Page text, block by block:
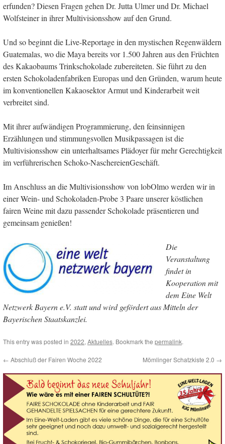
erfunden? Diesen Fragen gehen Dr. Jutta Ulmer und Dr. Michael
Wolfsteiner in ihrer Multivisionsshow auf den Grund.
Und so beginnt die Live-Reportage in den mystischen Regenwäldern
Guatemalas, wo die Maya bereits vor 1.500 Jahren aus den Früchten
des Kakaobaums Trinkschokolade zubereiteten. Sie führt zu den
ersten Schokoladenfabriken Europas und den Gründen, warum heute
im konventionellen Kakaosektor Armut und Kinderarbeit weit
verbreitet sind.
Mit ihrer aufwändigen Programmierung, den feinsinnigen
Erzählungen und stimmungsvollen Musikpassagen ist die
Multivisionsshow ein unterhaltsames Plädoyer für mehr Gerechtigkeit
im verführerischen Schoko-NaschereienGeschäft.
Im Anschluss an die Multivisionsshow von lobOlmo werden wir in
einer Wein- und Schokoladen-Probe 3 Paare unserer köstlichen
fairen Weine mit dazu passender Schokolade präsentieren und
gemeinsam genießen!
Die
Veranstaltung
findet in
Kooperation mit
dem Eine Welt
Netzwerk Bayern e.V. statt und wird gefördert aus Mitteln der
Bayerischen Staatskanzlei.
This entry was posted in 2022, Aktuelles. Bookmark the permalink.
← Abschluß der Fairen Woche 2022 Mömlinger Schatzkiste 2.0 →